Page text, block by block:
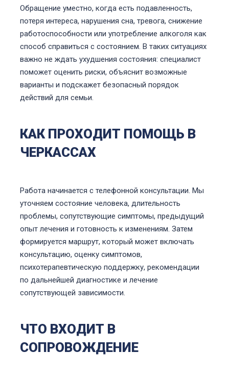
Обращение уместно, когда есть подавленность,
потеря интереса, нарушения сна, тревога, снижение
работоспособности или употребление алкоголя как
способ справиться с состоянием. В таких ситуациях
важно не ждать ухудшения состояния: специалист
поможет оценить риски, объяснит возможные
варианты и подскажет безопасный порядок
действий для семьи.
КАК ПРОХОДИТ ПОМОЩЬ В
ЧЕРКАССАХ
Работа начинается с телефонной консультации. Мы
уточняем состояние человека, длительность
проблемы, сопутствующие симптомы, предыдущий
опыт лечения и готовность к изменениям. Затем
формируется маршрут, который может включать
консультацию, оценку симптомов,
психотерапевтическую поддержку, рекомендации
по дальнейшей диагностике и лечение
сопутствующей зависимости.
ЧТО ВХОДИТ В
СОПРОВОЖДЕНИЕ